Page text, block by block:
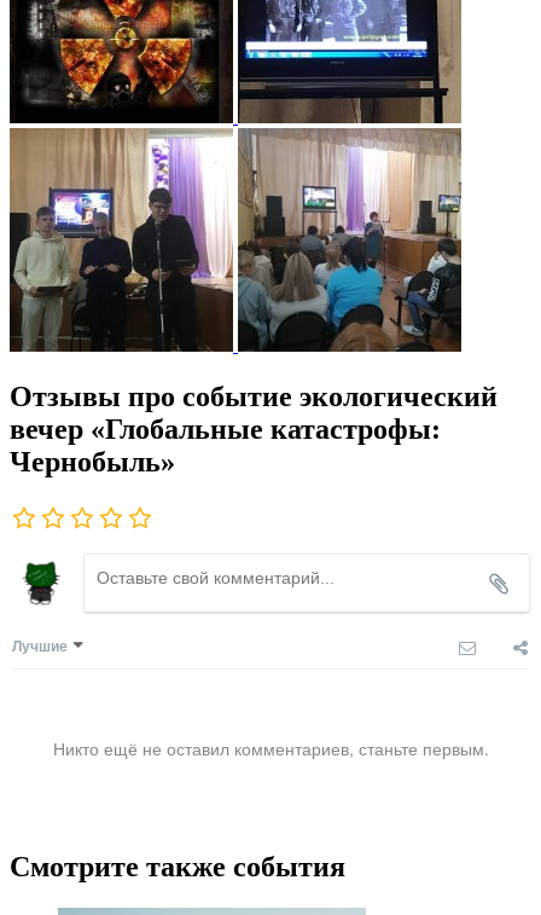
Отзывы про событие экологический
вечер «Глобальные катастрофы:
Чернобыль»
Лучшие
Никто ещё не оставил комментариев, станьте первым.
Смотрите также события